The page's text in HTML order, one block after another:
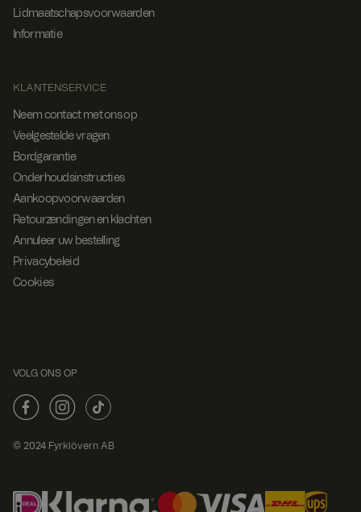
Lidmaatschapsvoorwaarden
Informatie
KLANTENSERVICE
Neem contact met ons op
Veelgestelde vragen
Bordgarantie
Onderhoudsinstructies
Aankoopvoorwaarden
Retourzendingen en klachten
Annuleer uw bestelling
Privacybeleid
Cookies
© 2024 Fyrklövern AB
VOLG ONS OP